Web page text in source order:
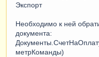
Экспорт
Необходимо к ней
документа:
метрКоманды)